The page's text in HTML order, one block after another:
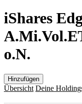
iShares
o.N.
Hinzufügen
Übersicht Deine